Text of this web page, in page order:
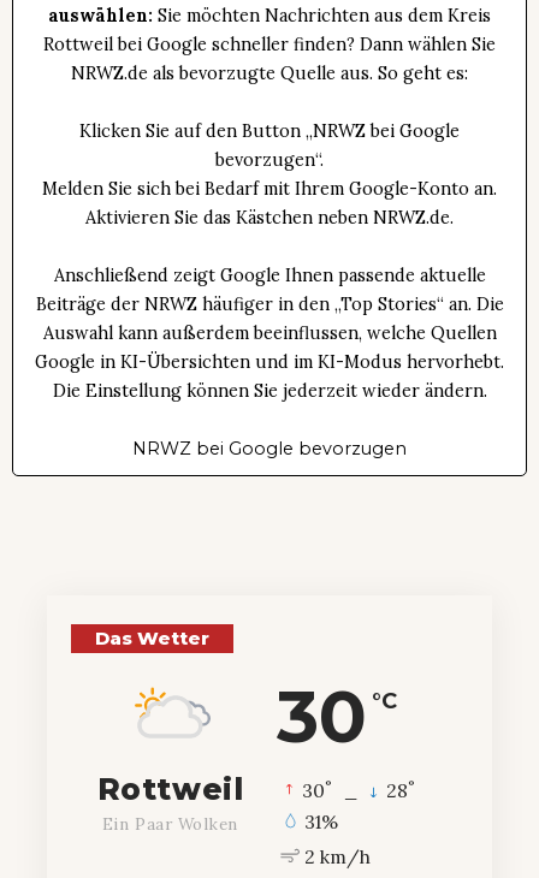
auswählen: Sie möchten Nachrichten aus dem Kreis
Rottweil bei Google schneller finden? Dann wählen Sie
NRWZ.de als bevorzugte Quelle aus. So geht es:
Klicken Sie auf den Button „NRWZ bei Google
bevorzugen“.
Melden Sie sich bei Bedarf mit Ihrem Google-Konto an.
Aktivieren Sie das Kästchen neben NRWZ.de.
Anschließend zeigt Google Ihnen passende aktuelle
Beiträge der NRWZ häufiger in den „Top Stories“ an. Die
Auswahl kann außerdem beeinflussen, welche Quellen
Google in KI-Übersichten und im KI-Modus hervorhebt.
Die Einstellung können Sie jederzeit wieder ändern.
NRWZ bei Google bevorzugen
Das Wetter
30 °C
Rottweil
Ein Paar Wolken
30° 28°
31%
2 km/h